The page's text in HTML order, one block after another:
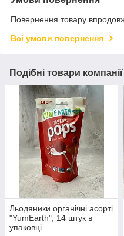
Повернення товару
Всі умови повернення
Подібні товари компанії
Льодяники органічні асорті
"YumEarth", 14 штук в
упаковці